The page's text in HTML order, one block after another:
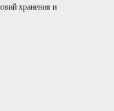
хранения и